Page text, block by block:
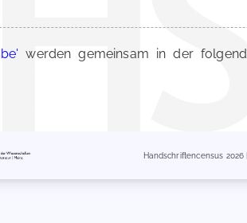
werden gemeinsam in der
Handschriftencensus 2026 |